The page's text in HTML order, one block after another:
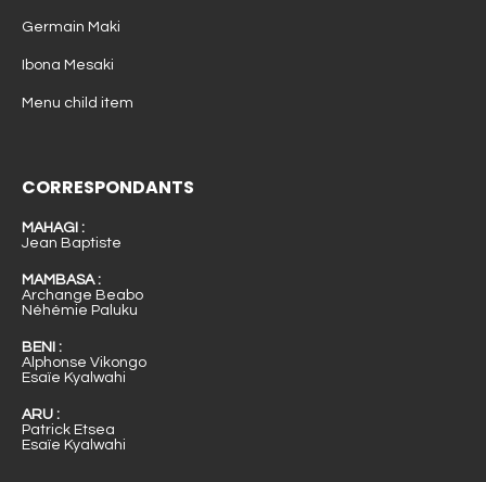
Germain Maki
Ibona Mesaki
Menu child item
CORRESPONDANTS
MAHAGI :
Jean Baptiste
MAMBASA :
Archange Beabo
Néhémie Paluku
BENI :
Alphonse Vikongo
Esaïe Kyalwahi
ARU :
Patrick Etsea
Esaïe Kyalwahi